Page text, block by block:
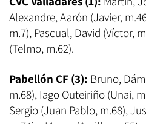
Alexandre, Aarón (Javier,
m.7), Pascual, David (Víctor,
(Telmo, m.62).
Pabellón CF (3): Bruno,
m.68), Iago Outeiriño (Unai,
Sergio (Juan Pablo, m.68),